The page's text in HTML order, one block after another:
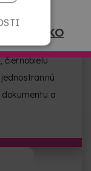
čiernobielu
a